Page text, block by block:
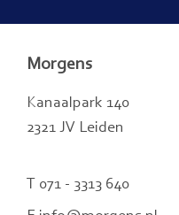
Morgens
Kanaalpark 140
2321 JV Leiden
T 071 - 3313 640